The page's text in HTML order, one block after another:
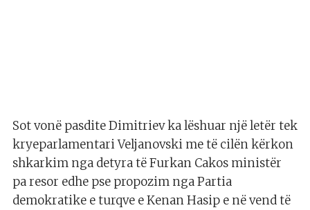
Sot vonë pasdite Dimitriev ka lëshuar një letër tek
kryeparlamentari Veljanovski me të cilën kërkon
shkarkim nga detyra të Furkan Cakos ministër
pa resor edhe pse propozim nga Partia
demokratike e turqve e Kenan Hasip e në vend të